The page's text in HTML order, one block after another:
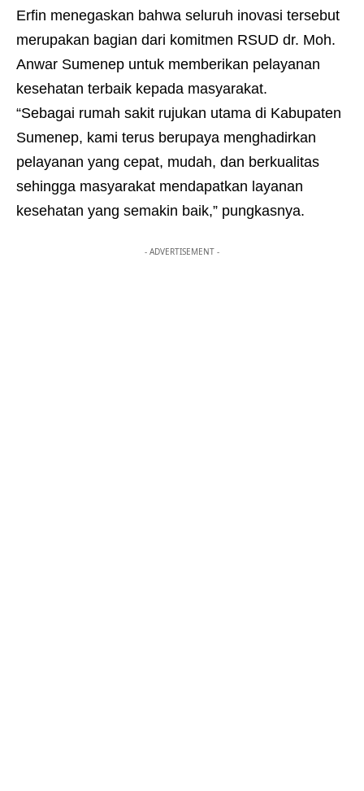
Erfin menegaskan bahwa seluruh inovasi tersebut
merupakan bagian dari komitmen RSUD dr. Moh.
Anwar Sumenep untuk memberikan pelayanan
kesehatan terbaik kepada masyarakat.
“Sebagai rumah sakit rujukan utama di Kabupaten
Sumenep, kami terus berupaya menghadirkan
pelayanan yang cepat, mudah, dan berkualitas
sehingga masyarakat mendapatkan layanan
kesehatan yang semakin baik,” pungkasnya.
- ADVERTISEMENT -